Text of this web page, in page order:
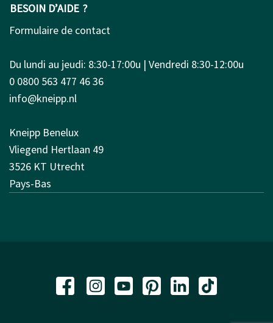
BESOIN D’AIDE ?
Formulaire de contact
Du lundi au jeudi: 8:30-17:00u | Vendredi 8:30-12:00u
0 0800 563 477 46 36
info@kneipp.nl
Kneipp Benelux
Vliegend Hertlaan 49
3526 KT Utrecht
Pays-Bas